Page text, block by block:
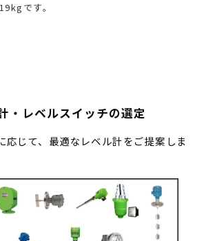
です。
・レベルスイッチの選定
応じて、最適なレベル計をご提案しま